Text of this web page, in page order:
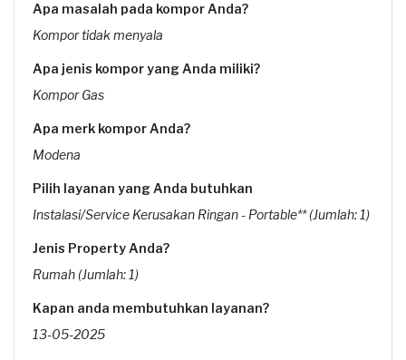
Apa masalah pada kompor Anda?
Kompor tidak menyala
Apa jenis kompor yang Anda miliki?
Kompor Gas
Apa merk kompor Anda?
Modena
Pilih layanan yang Anda butuhkan
Instalasi/Service Kerusakan Ringan - Portable** (Jumlah: 1)
Jenis Property Anda?
Rumah (Jumlah: 1)
Kapan anda membutuhkan layanan?
13-05-2025